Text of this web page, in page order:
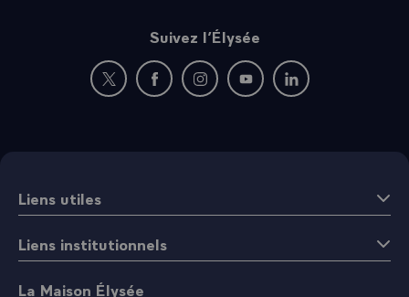
Suivez l’Élysée
Nouvelle fenêtre : rejoignez-nous sur Twitter
Nouvelle fenêtre : rejoignez-nous sur
Nouvelle fenêtre : rejoignez-nous
Nouvelle fenêtre :
Nouvelle fenêtre :
Liens utiles
Liens institutionnels
La Maison Élysée